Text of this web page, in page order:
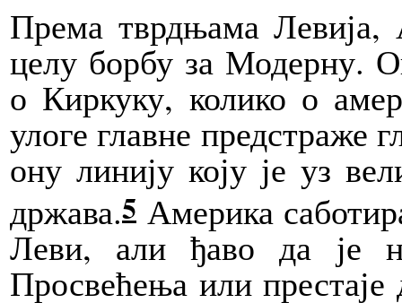
Према тврдњама
целу борбу за Модерну.
о Киркуку, колико о
улоге главне предстраже
ону линију коју је уз
држава.5 Америка
Леви, али ђаво да је
Просвећења или престаје